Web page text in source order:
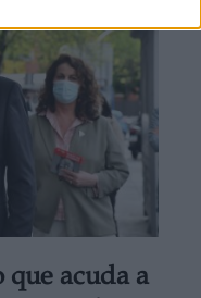
acuda a